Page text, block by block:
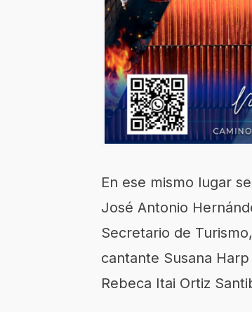
En ese mismo lugar
José Antonio
Secretario de
cantante Susana
Rebeca Itai Ortiz